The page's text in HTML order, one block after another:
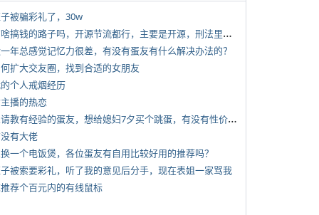
被骗彩礼了，30w
*
有啥搞钱的路子吗，开源节流都行，主要是开源，刑法里的咱不做
年总感觉记忆力很差，有没有蛋友有什么解决办法的？
扩大交友圈，找到合适的女朋友
个人戒烟经历
播的热恋
*
想请教有经验的蛋友，想给媳妇7夕买个跳蛋，有没有性价比高的推荐
有大佬
一个电饭煲，各位蛋友有自用比较好用的推荐吗？
被索要彩礼，听了我的意见后分手，现在表姐一家骂我
荐个百元内的有线鼠标